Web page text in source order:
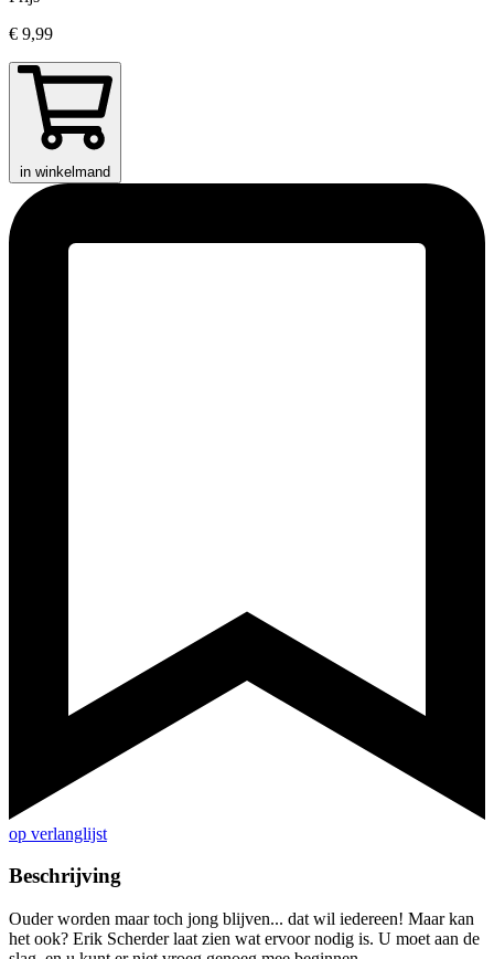
€ 9,99
in winkelmand
op verlanglijst
Beschrijving
Ouder worden maar toch jong blijven... dat wil iedereen! Maar kan
het ook? Erik Scherder laat zien wat ervoor nodig is. U moet aan de